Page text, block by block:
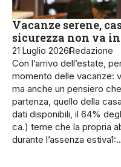
Vacanze serene,
sicurezza non va
21 Luglio 2026Redazione
Con l’arrivo dell’estate,
momento delle vacanze:
ma anche un pensiero
partenza, quello della
dati disponibili, il 64%
ca.) teme che la propria
durante l’assenza